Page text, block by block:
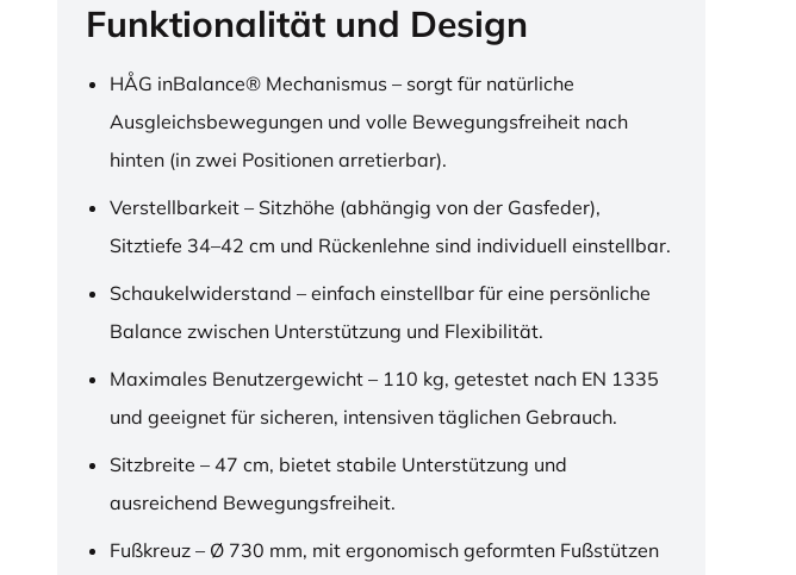
Funktionalität und Design
HÅG inBalance® Mechanismus – sorgt für natürliche
Ausgleichsbewegungen und volle Bewegungsfreiheit nach
hinten (in zwei Positionen arretierbar).
Verstellbarkeit – Sitzhöhe (abhängig von der Gasfeder),
Sitztiefe 34–42 cm und Rückenlehne sind individuell einstellbar.
Schaukelwiderstand – einfach einstellbar für eine persönliche
Balance zwischen Unterstützung und Flexibilität.
Maximales Benutzergewicht – 110 kg, getestet nach EN 1335
und geeignet für sicheren, intensiven täglichen Gebrauch.
Sitzbreite – 47 cm, bietet stabile Unterstützung und
ausreichend Bewegungsfreiheit.
Fußkreuz – Ø 730 mm, mit ergonomisch geformten Fußstützen